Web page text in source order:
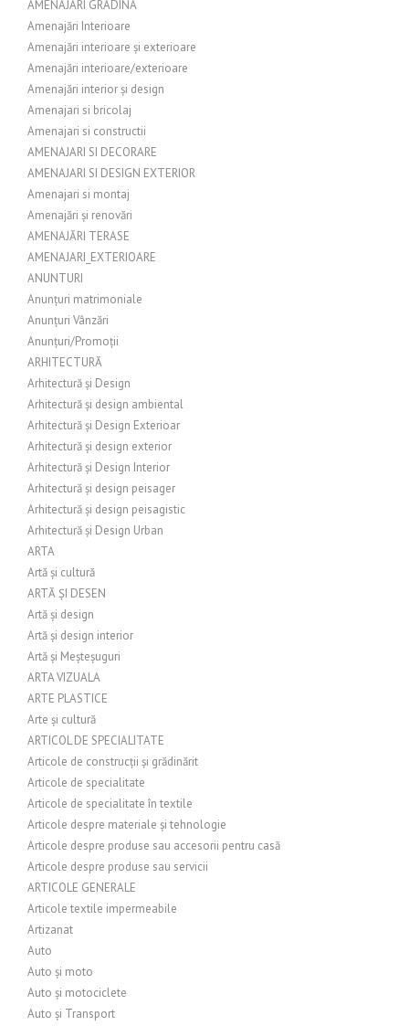
AMENAJARI GRADINA
Amenajări Interioare
Amenajări interioare și exterioare
Amenajări interioare/exterioare
Amenajări interior și design
Amenajari si bricolaj
Amenajari si constructii
AMENAJARI SI DECORARE
AMENAJARI SI DESIGN EXTERIOR
Amenajari si montaj
Amenajări și renovări
AMENAJĂRI TERASE
AMENAJARI_EXTERIOARE
ANUNTURI
Anunțuri matrimoniale
Anunțuri Vânzări
Anunțuri/Promoții
ARHITECTURĂ
Arhitectură și Design
Arhitectură și design ambiental
Arhitectură și Design Exterioar
Arhitectură și design exterior
Arhitectură și Design Interior
Arhitectură și design peisager
Arhitectură și design peisagistic
Arhitectură și Design Urban
ARTA
Artă și cultură
ARTĂ ȘI DESEN
Artă și design
Artă și design interior
Artă și Meșteșuguri
ARTA VIZUALA
ARTE PLASTICE
Arte și cultură
ARTICOL DE SPECIALITATE
Articole de construcții și grădinărit
Articole de specialitate
Articole de specialitate în textile
Articole despre materiale și tehnologie
Articole despre produse sau accesorii pentru casă
Articole despre produse sau servicii
ARTICOLE GENERALE
Articole textile impermeabile
Artizanat
Auto
Auto și moto
Auto și motociclete
Auto și Transport